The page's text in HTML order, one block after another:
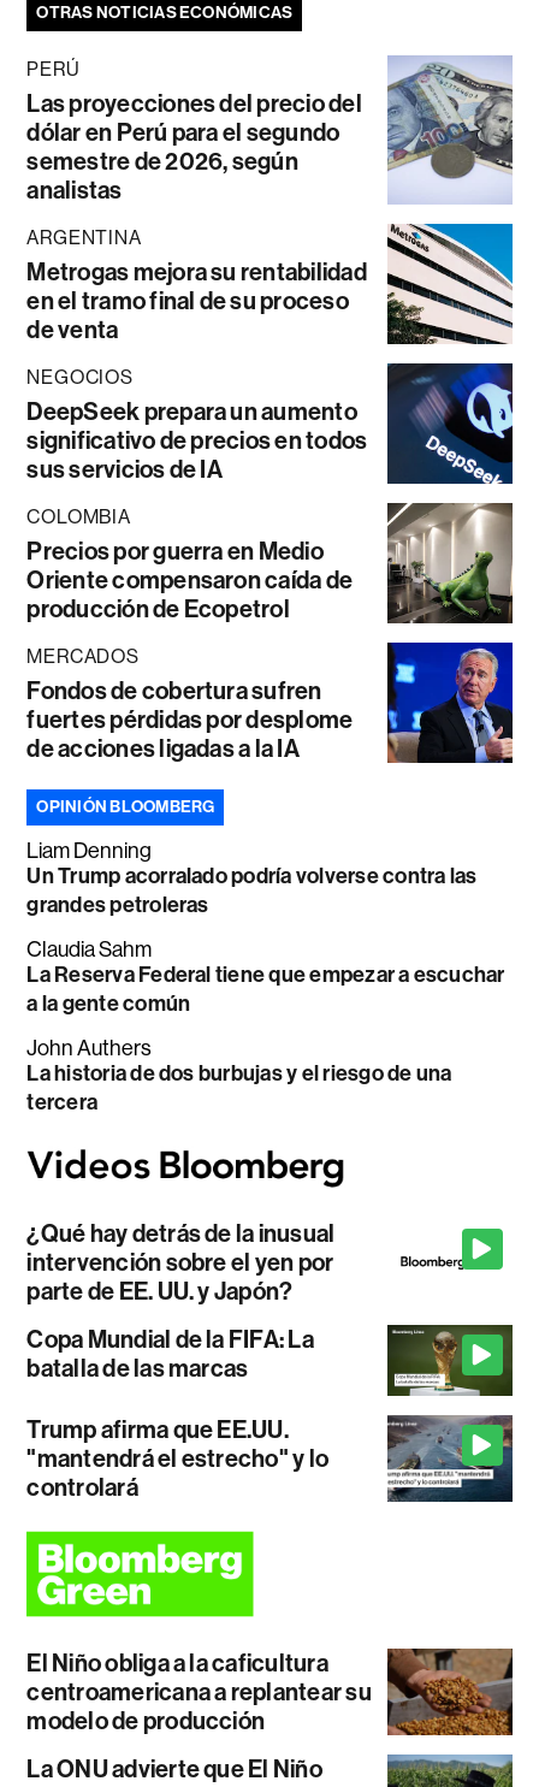
OTRAS NOTICIAS ECONÓMICAS
PERÚ
Las proyecciones del precio del
dólar en Perú para el segundo
semestre de 2026, según
analistas
ARGENTINA
Metrogas mejora su rentabilidad
en el tramo final de su proceso
de venta
NEGOCIOS
DeepSeek prepara un aumento
significativo de precios en todos
sus servicios de IA
COLOMBIA
Precios por guerra en Medio
Oriente compensaron caída de
producción de Ecopetrol
MERCADOS
Fondos de cobertura sufren
fuertes pérdidas por desplome
de acciones ligadas a la IA
OPINIÓN BLOOMBERG
Liam Denning
Un Trump acorralado podría volverse contra las
grandes petroleras
Claudia Sahm
La Reserva Federal tiene que empezar a escuchar
a la gente común
John Authers
La historia de dos burbujas y el riesgo de una
tercera
¿Qué hay detrás de la inusual
intervención sobre el yen por
parte de EE. UU. y Japón?
Copa Mundial de la FIFA: La
batalla de las marcas
Trump afirma que EE.UU.
"mantendrá el estrecho" y lo
controlará
El Niño obliga a la caficultura
centroamericana a replantear su
modelo de producción
La ONU advierte que El Niño